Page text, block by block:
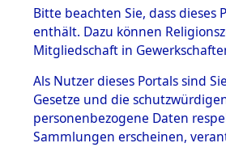
BESTÄNDE
1.
mente
5. Verschiedenes
5.3
Todesmärsche
Bitte beachten Sie, dass
enthält. Dazu können
Mitgliedschaft in
Als Nutzer dieses Portals sind
Gesetze und die
personenbezogene Daten
Sammlungen erscheinen,